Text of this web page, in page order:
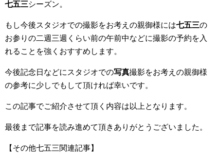
七五三シーズン。
もし今後スタジオでの撮影をお考えの親御様には七五三の
お参りの二週三週くらい前の午前中などに撮影の予約を入
れることを強くおすすめします。
今後記念日などにスタジオでの写真撮影をお考えの親御様
の参考に少しでもして頂ければ幸いです。
この記事でご紹介させて頂く内容は以上となります。
最後まで記事を読み進めて頂きありがとうございました。
【その他七五三関連記事】